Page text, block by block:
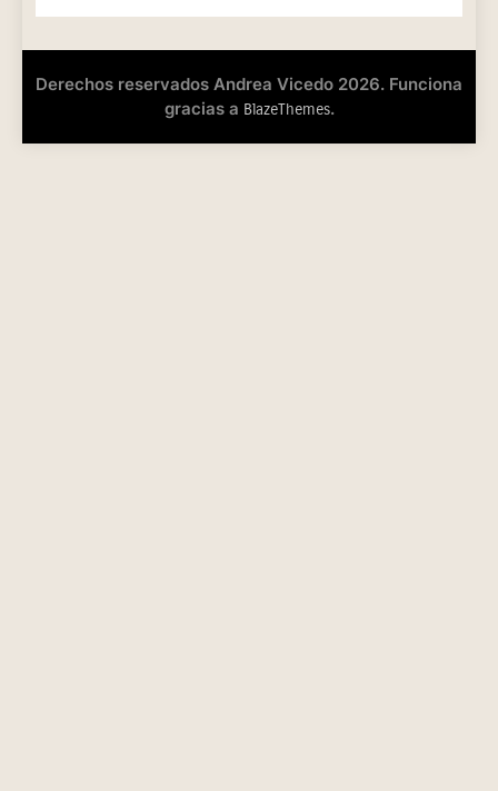
Derechos reservados Andrea Vicedo 2026. Funciona
gracias a BlazeThemes.